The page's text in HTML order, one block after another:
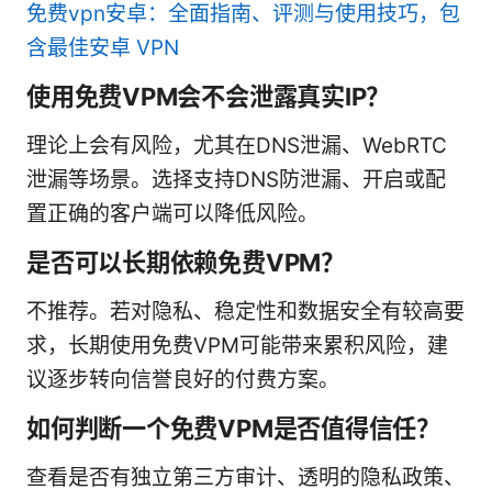
免费vpn安卓：全面指南、评测与使用技巧，包
含最佳安卓 VPN
使用免费VPM会不会泄露真实IP？
理论上会有风险，尤其在DNS泄漏、WebRTC
泄漏等场景。选择支持DNS防泄漏、开启或配
置正确的客户端可以降低风险。
是否可以长期依赖免费VPM？
不推荐。若对隐私、稳定性和数据安全有较高要
求，长期使用免费VPM可能带来累积风险，建
议逐步转向信誉良好的付费方案。
如何判断一个免费VPM是否值得信任？
查看是否有独立第三方审计、透明的隐私政策、